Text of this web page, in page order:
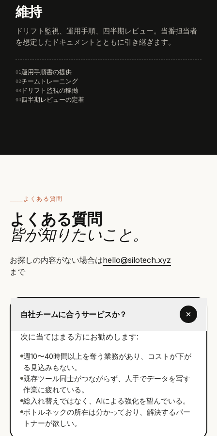
維持
ドリフト監視、運用手順、四半期レビュー。当番担当者
を想定したドキュメントとともに引き継ぎます。
01運用手順書の提供
02チームトレーニング
03 ドリフト監視の稼働
04四半期レビューの定着
よくある質問
よくある質問
皆が知りたいこと。
お探しの内容がない場合はhello@silotech.xyz
まで
自社チームに合うサービスか？
次に当てはまる方にお勧めします:
週10〜40時間以上を奪う業務があり、コストが下が
る見込みもない。
既存ツール同士がつながらず、人手でデータを写す
作業に疲れている。
総入れ替えではなく、AIによる強化を望んでいる。
ボトルネックの所在は分かっており、解決するパー
トナーが欲しい。